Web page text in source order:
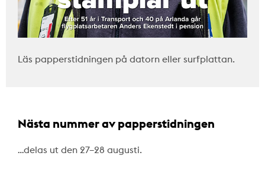
Läs papperstidningen på datorn eller surfplattan.
Nästa nummer av papperstidningen
…delas ut den 27–28 augusti.